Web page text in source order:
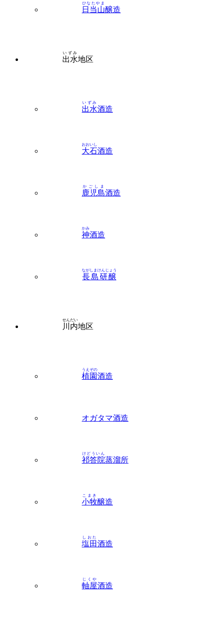
日当山
ひなたやま
醸造
出水
いずみ
地区
出水
いずみ
酒造
大石
おおいし
酒造
鹿児島
かごしま
酒造
神
かみ
酒造
長島研醸
ながしまけんじょう
川内
せんだい
地区
植園
うえぞの
酒造
オガタマ酒造
祁答院
けどういん
蒸溜所
小牧
こまき
醸造
塩田
しおた
酒造
軸屋
じくや
酒造